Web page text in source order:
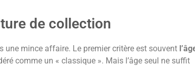
de collection
une mince affaire. Le premier critère est souvent
comme un « classique ». Mais l’âge seul ne suffit